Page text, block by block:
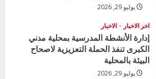
يوليو 29, 2026
اخر الاخبار الاخبار
إدارة الأنشطة المدرسية بمحلية مدني
الكبرى تنفذ الحملة التعزيزية لاصحاح
البيئة بالمحلية
يوليو 29, 2026